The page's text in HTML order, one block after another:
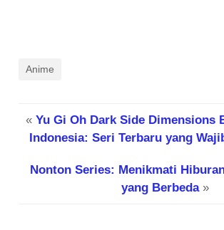
Anime
« Yu Gi Oh Dark Side Dimensions
Indonesia: Seri Terbaru yang
Nonton Series: Menikmati
yang Berbeda»